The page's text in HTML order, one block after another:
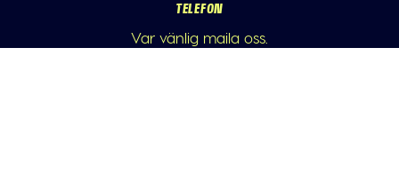
TELEFON
Var vänlig maila oss.